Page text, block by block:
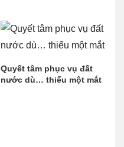
Quyết tâm phục vụ đất
nước dù… thiếu một mắt